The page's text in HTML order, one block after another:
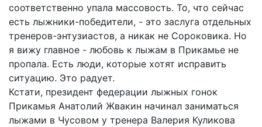
соответственно упала массовость. То, что сейчас
есть лыжники-победители, - это заслуга отдельных
тренеров-энтузиастов, а никак не Сороковика. Но
я вижу главное - любовь к лыжам в Прикамье не
пропала. Есть люди, которые хотят исправить
ситуацию. Это радует.
Кстати, президент федерации лыжных гонок
Прикамья Анатолий Жвакин начинал заниматься
лыжами в Чусовом у тренера Валерия Куликова